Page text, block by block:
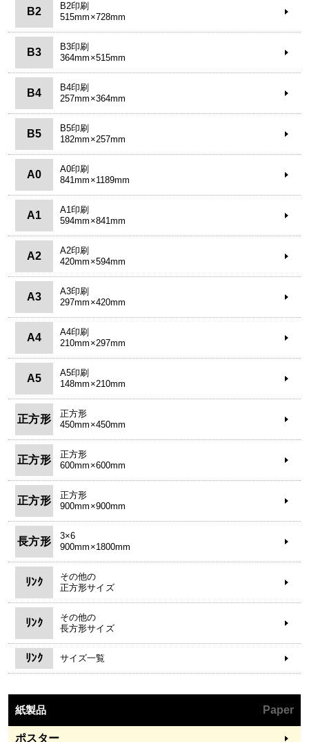
B2
B2印刷
515mm×728mm
B3
B3印刷
364mm×515mm
B4
B4印刷
257mm×364mm
B5
B5印刷
182mm×257mm
A0
A0印刷
841mm×1189mm
A1
A1印刷
594mm×841mm
A2
A2印刷
420mm×594mm
A3
A3印刷
297mm×420mm
A4
A4印刷
210mm×297mm
A5
A5印刷
148mm×210mm
正方形
正方形
450mm×450mm
正方形
正方形
600mm×600mm
正方形
正方形
900mm×900mm
長方形
3×6
900mm×1800mm
ﾘﾝｸ
その他の
正方形サイズ
ﾘﾝｸ
その他の
長方形サイズ
ﾘﾝｸ サイズ一覧
紙製品 Paper
ポスター